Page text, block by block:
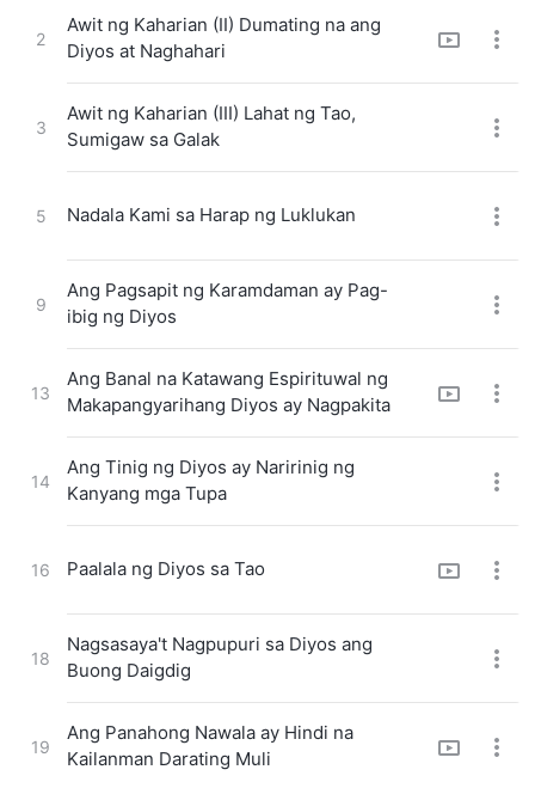
2
Awit ng Kaharian (II) Dumating na ang
Diyos at Naghahari
3
Awit ng Kaharian (III) Lahat ng Tao,
Sumigaw sa Galak
5 Nadala Kami sa Harap ng Luklukan
9
Ang Pagsapit ng Karamdaman ay Pag-
ibig ng Diyos
13
Ang Banal na Katawang Espirituwal ng
Makapangyarihang Diyos ay Nagpakita
14
Ang Tinig ng Diyos ay Naririnig ng
Kanyang mga Tupa
16 Paalala ng Diyos sa Tao
18
Nagsasaya't Nagpupuri sa Diyos ang
Buong Daigdig
19
Ang Panahong Nawala ay Hindi na
Kailanman Darating Muli